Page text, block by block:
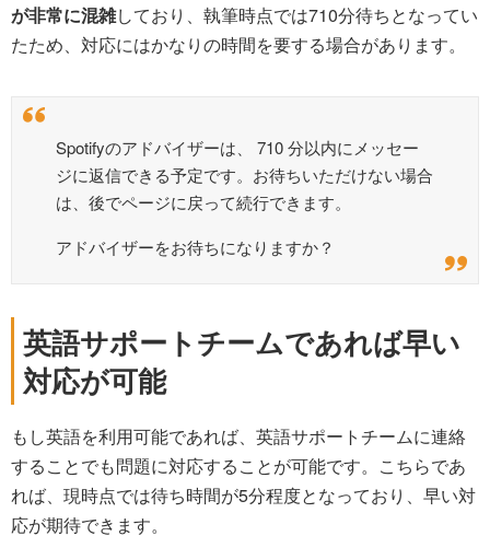
が非常に混雑しており、執筆時点では710分待ちとなってい
たため、対応にはかなりの時間を要する場合があります。
Spotifyのアドバイザーは、 710 分以内にメッセー
ジに返信できる予定です。お待ちいただけない場合
は、後でページに戻って続行できます。
アドバイザーをお待ちになりますか？
英語サポートチームであれば早い
対応が可能
もし英語を利用可能であれば、英語サポートチームに連絡
することでも問題に対応することが可能です。こちらであ
れば、現時点では待ち時間が5分程度となっており、早い対
応が期待できます。